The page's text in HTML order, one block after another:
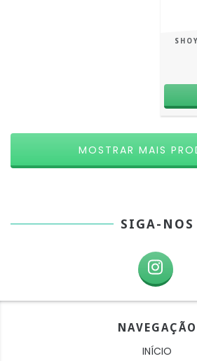
MOSTRAR MAIS
SIGA-NOS
NAVEGAÇÃO
INÍCIO